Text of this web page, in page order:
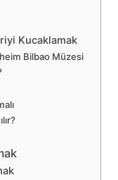
Kucaklamak
Bilbao Müzesi